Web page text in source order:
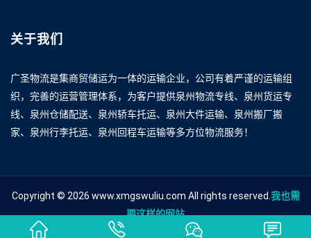
关于我们
广圣物流是集商贸储运为一体的运输企业，公司有着严谨的运输组
织，完善的运营管理体系，为客户提供泉州物流专线、泉州货运专
线、泉州仓储配送、泉州轿车托运、泉州大件运输、泉州搬厂搬
家、泉州行李托运、泉州回程车运输等多方位物流服务！
Copyright © 2026 www.xmgswuliu.com All rights reserved. 我也需
要这样的网站